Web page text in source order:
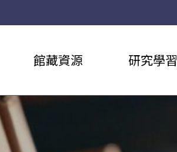
館藏資源 研究學習